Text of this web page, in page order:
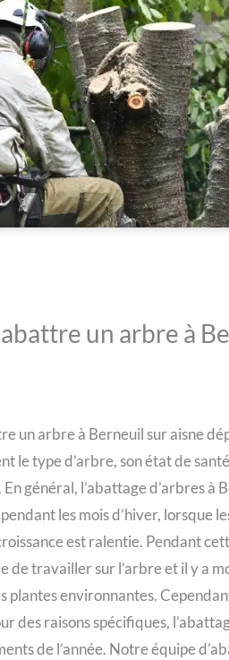
un arbre à
un arbre à Berneuil sur aisne
le type d’arbre, son état de
général, l’abattage d’arbres à
les mois d’hiver, lorsque
est ralentie. Pendant
de travailler sur l’arbre et il y a
plantes environnantes.
des raisons spécifiques,
de l’année. Notre équipe